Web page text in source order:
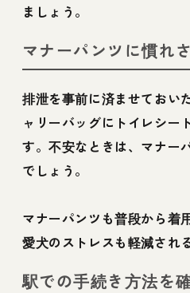
ましょう。
マナーパンツに慣れ
排泄を事前に済ませておい
ャリーバッグにトイレシー
す。不安なときは、マナー
でしょう。
マナーパンツも普段から着
愛犬のストレスも軽減され
駅での手続き方法を